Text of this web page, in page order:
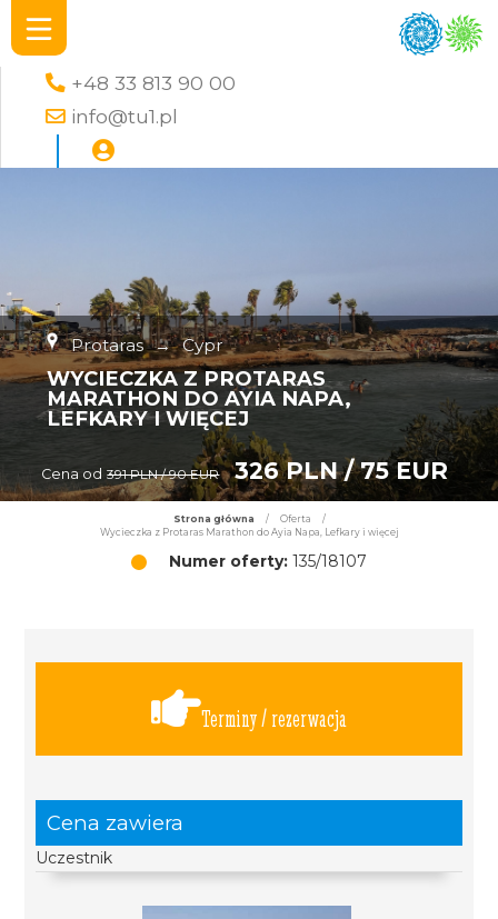
+48 33 813 90 00
info@tu1.pl
Protaras → Cypr
WYCIECZKA Z PROTARAS
MARATHON DO AYIA NAPA,
LEFKARY I WIĘCEJ
Cena od 391 PLN / 90 EUR 326 PLN / 75 EUR
Strona główna / Oferta
/
Wycieczka z Protaras Marathon do Ayia Napa, Lefkary i więcej
Numer oferty: 135/18107
Terminy / rezerwacja
Cena zawiera
Uczestnik